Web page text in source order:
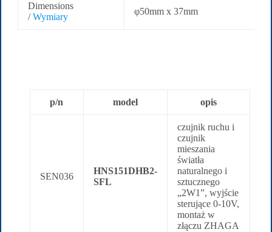
Dimensions
/Wymiary
φ50mm x 37mm
p/n model opis
SEN036
HNS151DHB2-
SFL
czujnik ruchu i
czujnik
mieszania
światła
naturalnego i
sztucznego
„2W1”, wyjście
sterujące 0-10V,
montaż w
złączu ZHAGA